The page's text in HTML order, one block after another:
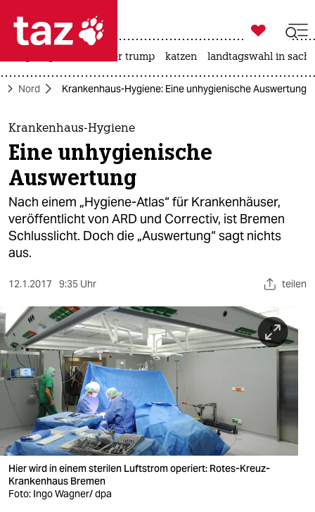
 taz zahl ich
taz zahl ich
themen
politik
öko
gesellschaft
kultur
sport
berlin
nord
wahrheit
verlag
verlag
veranstaltungen
shop

taz zahl ich
usa unter trump katzen landtagswahl in
Nord Krankenhaus-Hygiene: Eine unhygienische Auswertung
Krankenhaus-Hygiene
Eine unhygienische
Auswertung
Nach einem „Hygiene-Atlas“ für Krankenhäuser,
veröffentlicht von ARD und Correctiv, ist Bremen
Schlusslicht. Doch die „Auswertung“ sagt nichts
aus.
12.1.2017 9:35 Uhr teilen
Hier wird in einem sterilen Luftstrom operiert: Rotes-Kreuz-
Krankenhaus Bremen
Foto: Ingo Wagner/ dpa